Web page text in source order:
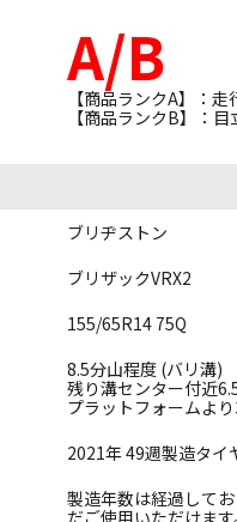
A/B
【商品ランクA】：
【商品ランクB】：
ブリヂストン
ブリザックVRX2
155/65R14 75Q
8.5分山程度 (バリ溝)
残り溝センター付近
プラットフォームよ
2021年 49週製造タイ
製造年数は経過して
だご使用いただけます